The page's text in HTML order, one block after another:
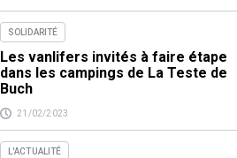
SOLIDARITÉ
Les vanlifers invités à faire étape
dans les campings de La Teste de
Buch
21/02/2023
L'ACTUALITÉ